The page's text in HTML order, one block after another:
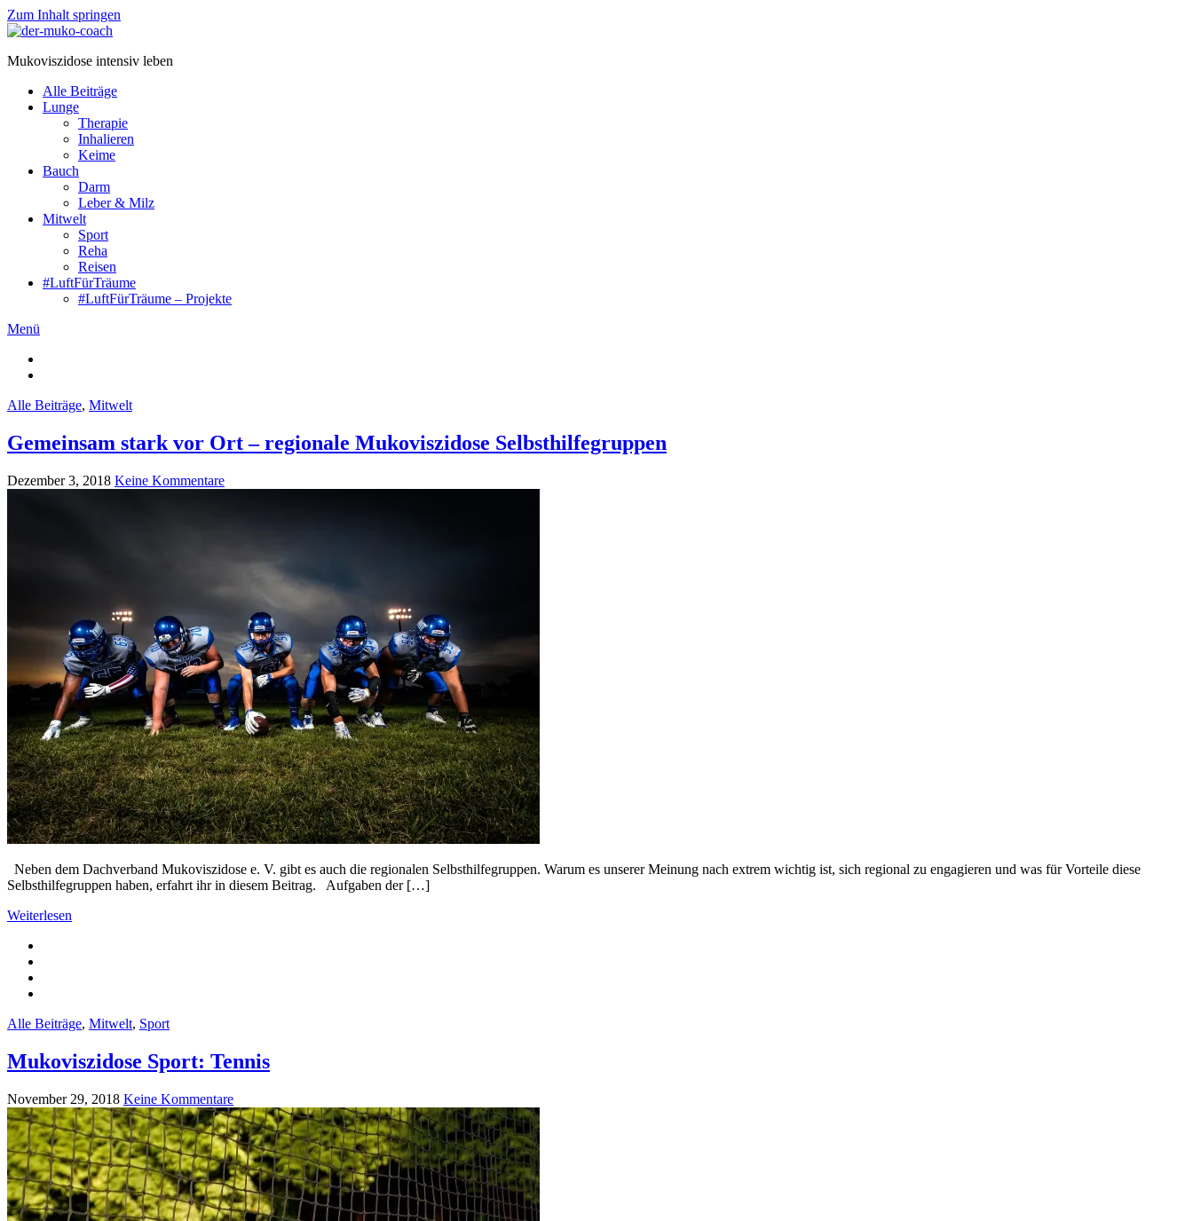
Zum Inhalt springen
Mukoviszidose intensiv leben
Alle Beiträge
Lunge
Therapie
Inhalieren
Keime
Bauch
Darm
Leber & Milz
Mitwelt
Sport
Reha
Reisen
#LuftFürTräume
#LuftFürTräume – Projekte
Menü
Alle Beiträge, Mitwelt
Gemeinsam stark vor Ort – regionale Mukoviszidose Selbsthilfegruppen
Dezember 3, 2018 Keine Kommentare
Neben dem Dachverband Mukoviszidose e. V. gibt es auch die regionalen Selbsthilfegruppen. Warum es unserer Meinung nach extrem wichtig ist, sich regional zu engagieren und was für Vorteile diese
Selbsthilfegruppen haben, erfahrt ihr in diesem Beitrag. Aufgaben der […]
Weiterlesen
Alle Beiträge, Mitwelt, Sport
Mukoviszidose Sport: Tennis
November 29, 2018 Keine Kommentare